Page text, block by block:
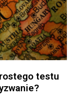
testu